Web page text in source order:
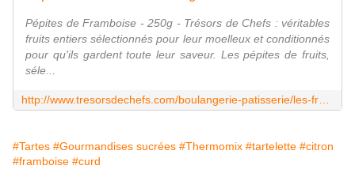
Pépites de Framboise - 250g - Trésors de Chefs : véritables
fruits entiers sélectionnés pour leur moelleux et conditionnés
pour qu'ils gardent toute leur saveur. Les pépites de fruits,
séle...
#Tartes #Gourmandises sucrées #Thermomix #tartelette #citron
#framboise #curd